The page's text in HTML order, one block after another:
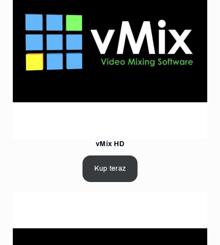
vMix HD
Kup teraz